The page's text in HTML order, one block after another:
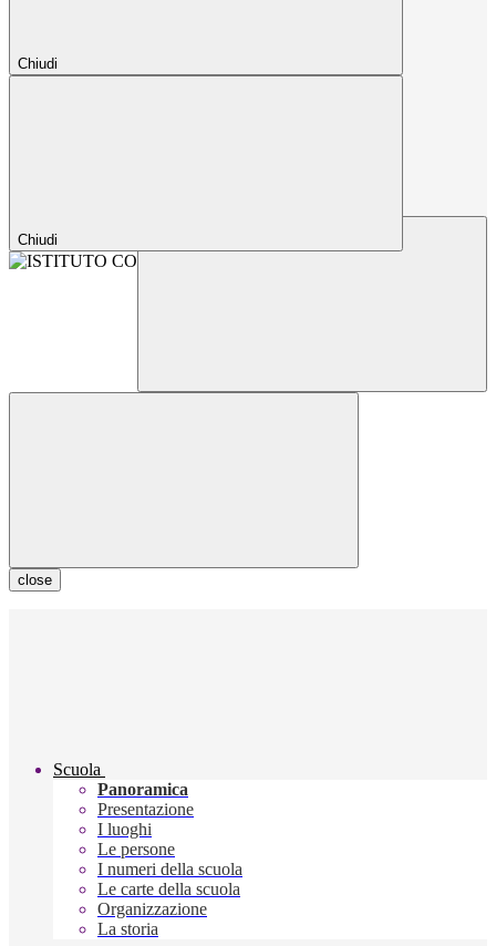
Chiudi
Chiudi
close
Scuola
Panoramica
Presentazione
I luoghi
Le persone
I numeri della scuola
Le carte della scuola
Organizzazione
La storia